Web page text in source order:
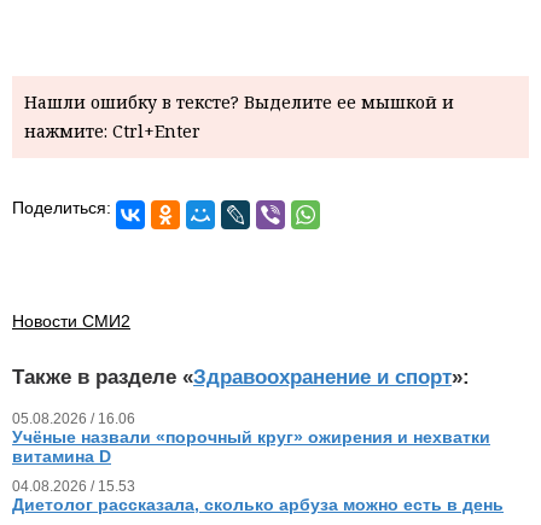
Нашли ошибку в тексте? Выделите ее мышкой и
нажмите: Ctrl+Enter
Поделиться:
Новости СМИ2
Также в разделе «Здравоохранение и спорт»:
05.08.2026 / 16.06
Учёные назвали «порочный круг» ожирения и нехватки
витамина D
04.08.2026 / 15.53
Диетолог рассказала, сколько арбуза можно есть в день